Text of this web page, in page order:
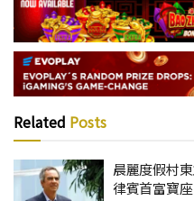
Related Posts
晨麗度假村
律賓首富寶